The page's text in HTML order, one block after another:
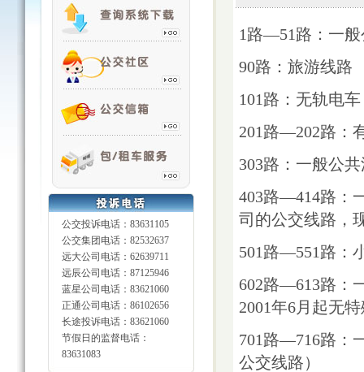
公交投诉电话：83631105
公交集团电话：82532637
远大公司电话：62639711
远辰公司电话：87125946
蓝星公司电话：83621060
正通公司电话：86102656
长途投诉电话：83621060
节假日的监督电话：
83631083
1路—51路：一般
90路：旅游线路
101路：无轨电车
201路—202路：
303路：一般公
403路—414路：
司的公交线路，
501路—551路：
602路—613路：
2001年6月起无
701路—716路：
公交线路）